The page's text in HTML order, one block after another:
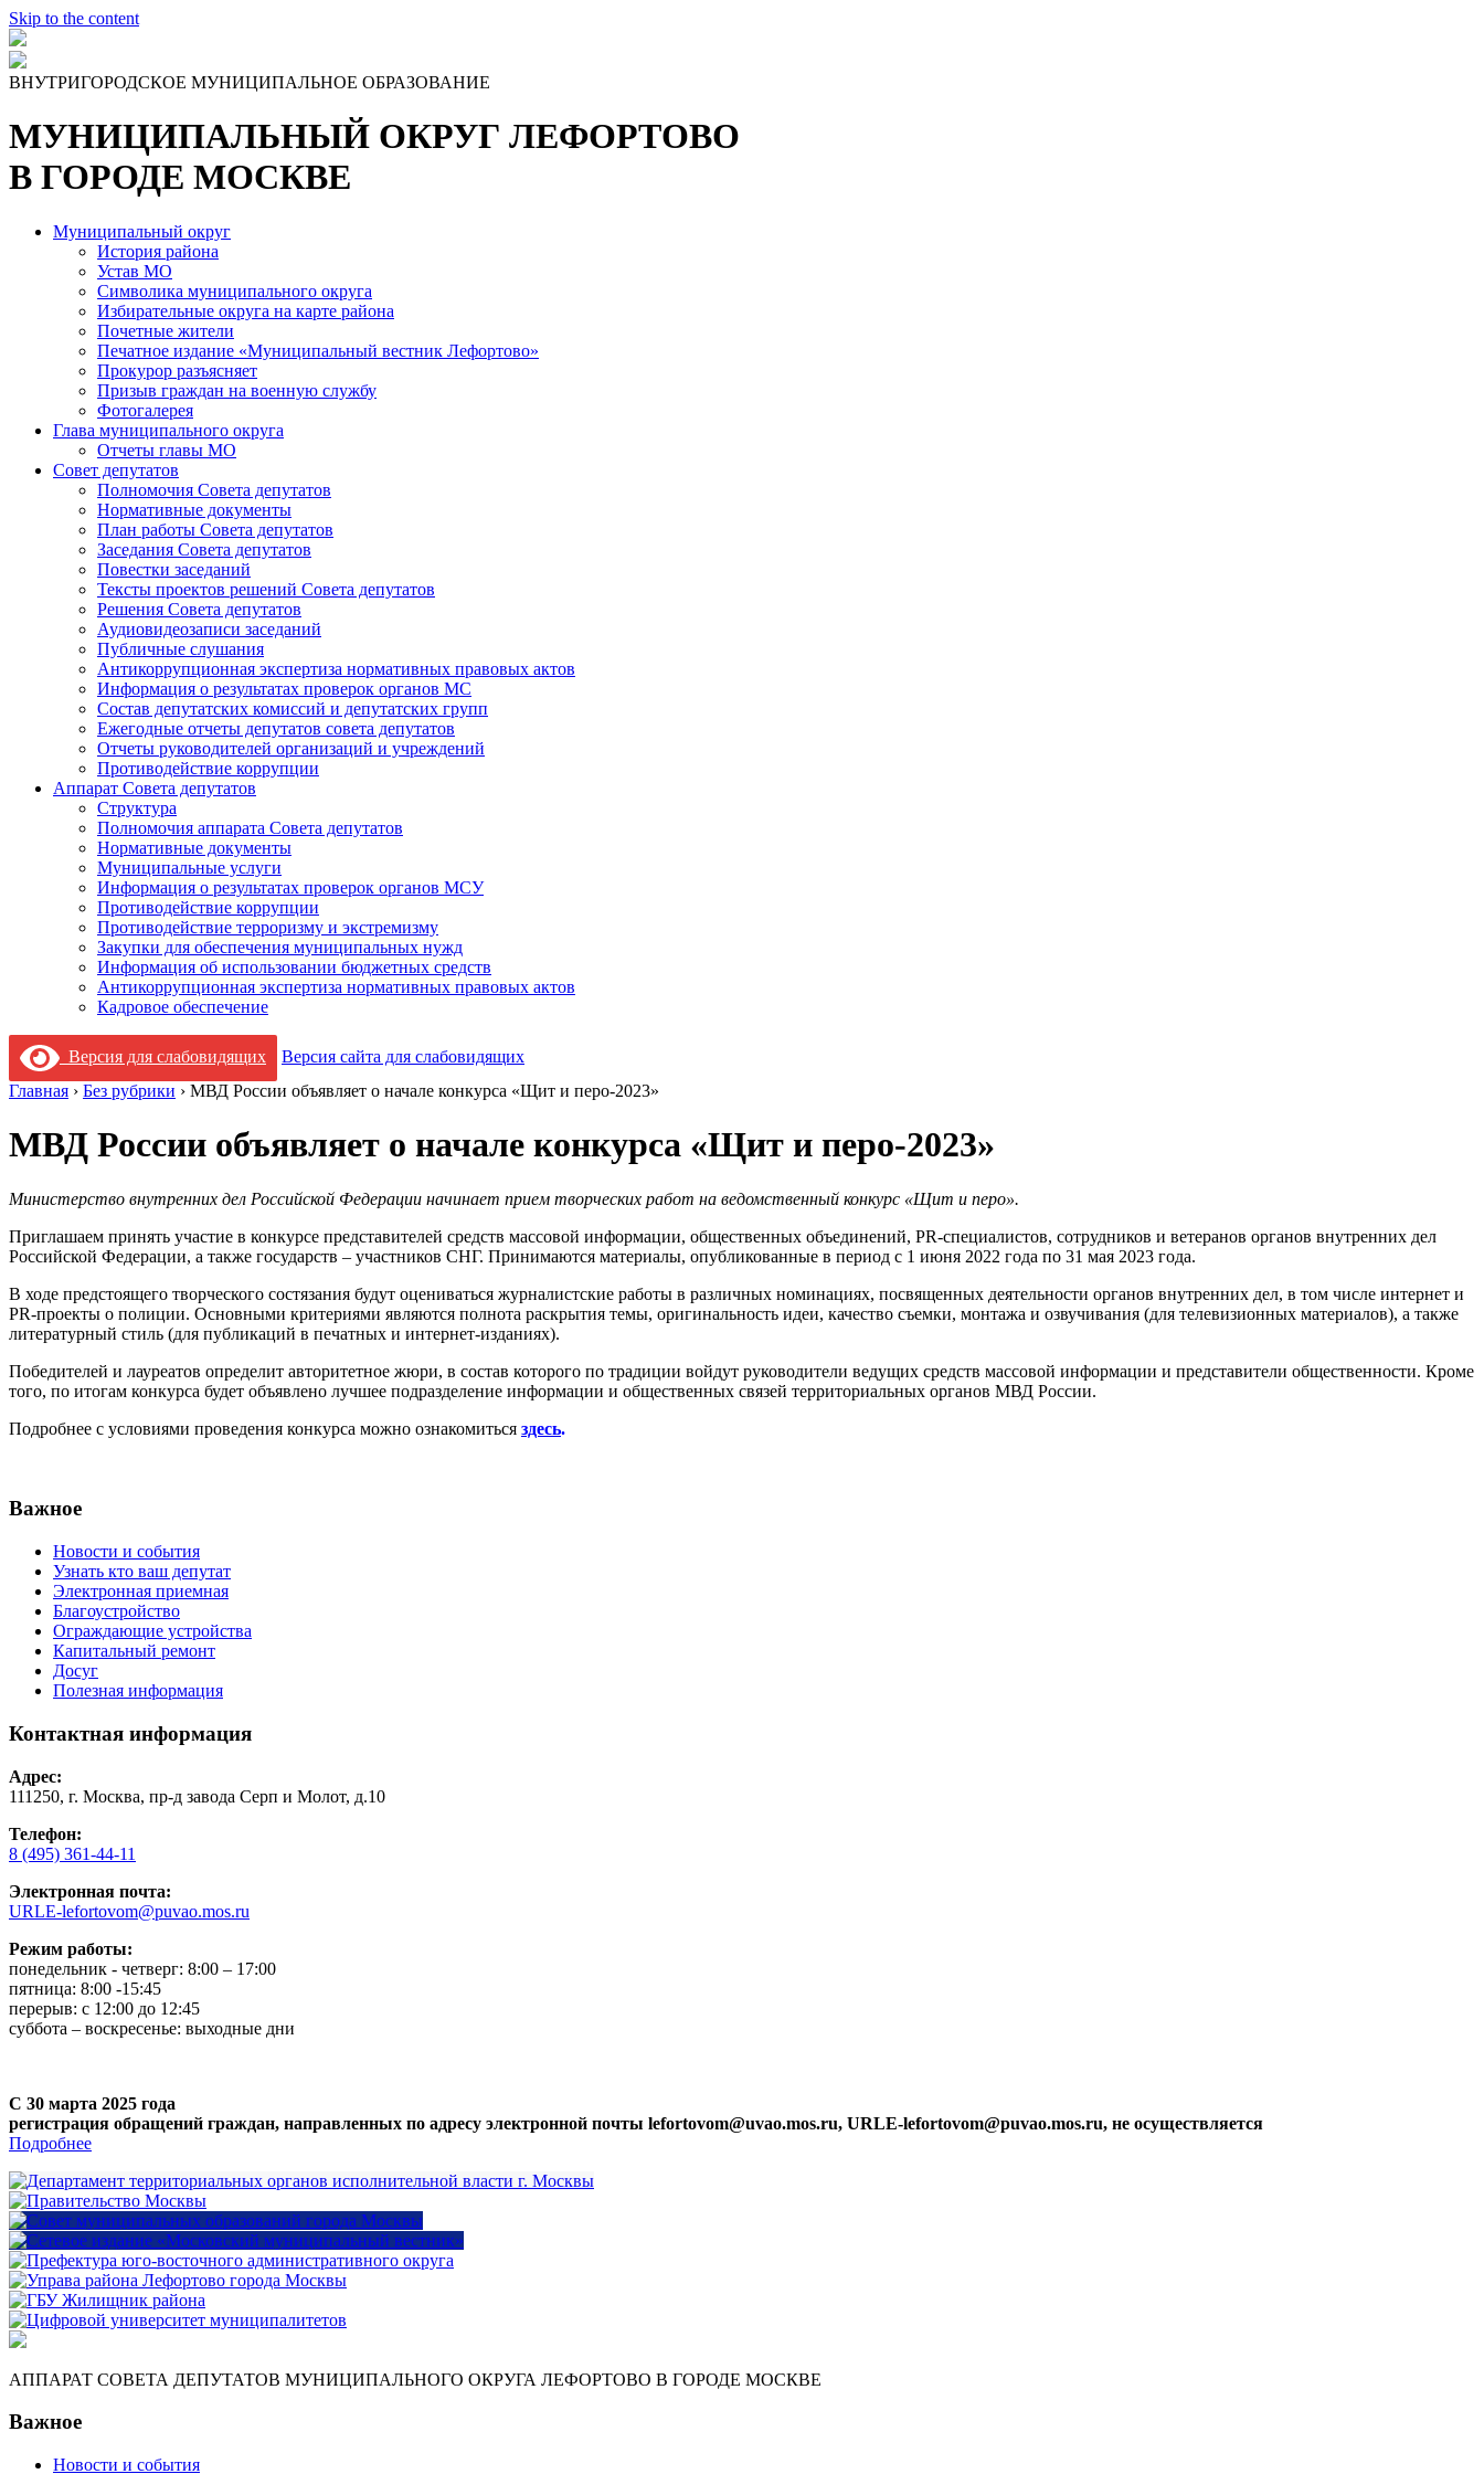
Skip to the content
ВНУТРИГОРОДСКОЕ МУНИЦИПАЛЬНОЕ ОБРАЗОВАНИЕ
МУНИЦИПАЛЬНЫЙ ОКРУГ ЛЕФОРТОВО
В ГОРОДЕ МОСКВЕ
Муниципальный округ
История района
Устав МО
Символика муниципального округа
Избирательные округа на карте района
Почетные жители
Печатное издание «Муниципальный вестник Лефортово»
Прокурор разъясняет
Призыв граждан на военную службу
Фотогалерея
Глава муниципального округа
Отчеты главы МО
Совет депутатов
Полномочия Совета депутатов
Нормативные документы
План работы Совета депутатов
Заседания Cовета депутатов
Повестки заседаний
Тексты проектов решений Совета депутатов
Решения Совета депутатов
Аудиовидеозаписи заседаний
Публичные слушания
Антикоррупционная экспертиза нормативных правовых актов
Информация о результатах проверок органов МС
Состав депутатских комиссий и депутатских групп
Ежегодные отчеты депутатов совета депутатов
Отчеты руководителей организаций и учреждений
Противодействие коррупции
Аппарат Совета депутатов
Структура
Полномочия аппарата Совета депутатов
Нормативные документы
Муниципальные услуги
Информация о результатах проверок органов МСУ
Противодействие коррупции
Противодействие терроризму и экстремизму
Закупки для обеспечения муниципальных нужд
Информация об использовании бюджетных средств
Антикоррупционная экспертиза нормативных правовых актов
Кадровое обеспечение
Версия для слабовидящих
Версия сайта для слабовидящих
Главная › Без рубрики › МВД России объявляет о начале конкурса «Щит и перо-2023»
МВД России объявляет о начале конкурса «Щит и перо-2023»
Министерство внутренних дел Российской Федерации начинает прием творческих работ на ведомственный конкурс «Щит и перо».
Приглашаем принять участие в конкурсе представителей средств массовой информации, общественных объединений, PR-специалистов, сотрудников и ветеранов органов внутренних дел
Российской Федерации, а также государств – участников СНГ. Принимаются материалы, опубликованные в период с 1 июня 2022 года по 31 мая 2023 года.
В ходе предстоящего творческого состязания будут оцениваться журналистские работы в различных номинациях, посвященных деятельности органов внутренних дел, в том числе интернет и
PR-проекты о полиции. Основными критериями являются полнота раскрытия темы, оригинальность идеи, качество съемки, монтажа и озвучивания (для телевизионных материалов), а также
литературный стиль (для публикаций в печатных и интернет-изданиях).
Победителей и лауреатов определит авторитетное жюри, в состав которого по традиции войдут руководители ведущих средств массовой информации и представители общественности. Кроме
того, по итогам конкурса будет объявлено лучшее подразделение информации и общественных связей территориальных органов МВД России.
Подробнее с условиями проведения конкурса можно ознакомиться здесь.
Важное
Новости и события
Узнать кто ваш депутат
Электронная приемная
Благоустройство
Ограждающие устройства
Капитальный ремонт
Досуг
Полезная информация
Контактная информация
Адрес:
111250, г. Москва, пр-д завода Серп и Молот, д.10
Телефон:
8 (495) 361-44-11
Электронная почта:
URLE-lefortovom@puvao.mos.ru
Режим работы:
понедельник - четверг: 8:00 – 17:00
пятница: 8:00 -15:45
перерыв: с 12:00 до 12:45
суббота – воскресенье: выходные дни
С 30 марта 2025 года
регистрация обращений граждан, направленных по адресу электронной почты lefortovom@uvao.mos.ru, URLE-lefortovom@puvao.mos.ru, не осуществляется
Подробнее
АППАРАТ СОВЕТА ДЕПУТАТОВ МУНИЦИПАЛЬНОГО ОКРУГА ЛЕФОРТОВО В ГОРОДЕ МОСКВЕ
Важное
Новости и события